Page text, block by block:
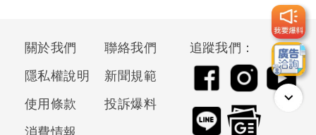
關於我們
聯絡我們
隱私權說明
新聞規範
使用條款
投訴爆料
消費情報
追蹤我們：